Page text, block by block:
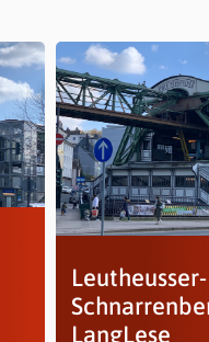
Leutheusser-
LangLese